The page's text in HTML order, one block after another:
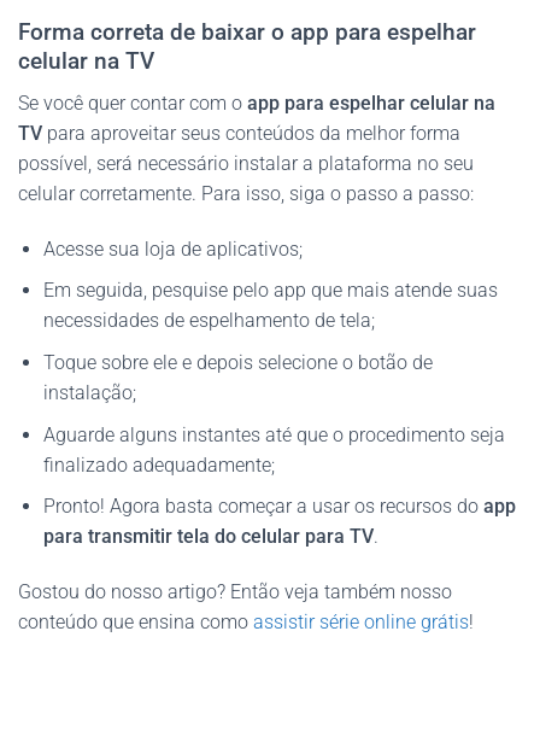
Forma correta de baixar o app para espelhar
celular na TV
Se você quer contar com o app para espelhar celular na
TV para aproveitar seus conteúdos da melhor forma
possível, será necessário instalar a plataforma no seu
celular corretamente. Para isso, siga o passo a passo:
Acesse sua loja de aplicativos;
Em seguida, pesquise pelo app que mais atende suas
necessidades de espelhamento de tela;
Toque sobre ele e depois selecione o botão de
instalação;
Aguarde alguns instantes até que o procedimento seja
finalizado adequadamente;
Pronto! Agora basta começar a usar os recursos do app
para transmitir tela do celular para TV.
Gostou do nosso artigo? Então veja também nosso
conteúdo que ensina como assistir série online grátis!